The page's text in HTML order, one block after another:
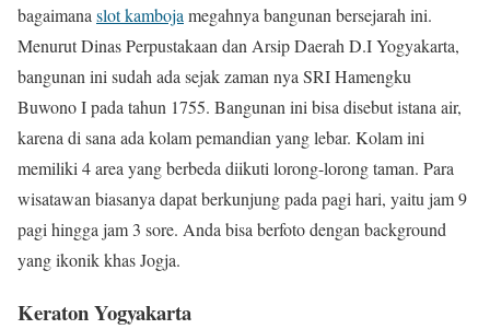
bagaimana slot kamboja megahnya bangunan bersejarah ini.
Menurut Dinas Perpustakaan dan Arsip Daerah D.I Yogyakarta,
bangunan ini sudah ada sejak zaman nya SRI Hamengku
Buwono I pada tahun 1755. Bangunan ini bisa disebut istana air,
karena di sana ada kolam pemandian yang lebar. Kolam ini
memiliki 4 area yang berbeda diikuti lorong-lorong taman. Para
wisatawan biasanya dapat berkunjung pada pagi hari, yaitu jam 9
pagi hingga jam 3 sore. Anda bisa berfoto dengan background
yang ikonik khas Jogja.
Keraton Yogyakarta